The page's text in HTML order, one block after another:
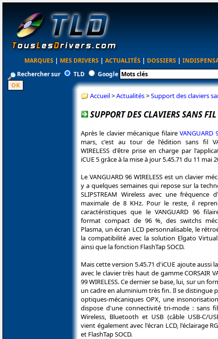
MARQUES | MES DRIVERS | ACTUALITÉS | DOSSIERS |
Rechercher sur
TLD Google
Accueil>Actualités>Support des claviers
SUPPORT DES CLAVIERS SANS
Après le clavier mécanique filaireVANGUARD
mars, c'est au tour de l'édition sans fil
WIRELESS d'être prise en charge par
iCUE 5 grâce à la mise à jour 5.45.71 du 11 mai
Le VANGUARD 96 WIRELESS est un clavier
y a quelques semaines qui repose sur la
SLIPSTREAM Wireless avec une fréquence
maximale de 8 KHz. Pour le reste, il
caractéristiques que le VANGUARD 96
format compact de 96 %, des switchs
Plasma, un écran LCD personnalisable, le
la compatibilité avec la solution Elgato
ainsi que la fonction FlashTap SOCD.
Mais cette version 5.45.71 d'iCUE ajoute aussi
avec le clavier très haut de gamme CORSAIR
99 WIRELESS. Ce dernier se base, lui, sur un
un cadre en aluminium très fin. Il se distingue
optiques-mécaniques OPX, une
dispose d'une connectivité tri-mode : sans fil
Wireless, Bluetooth et USB (câble USB-C/
vient également avec l'écran LCD, l'éclairage
et FlashTap SOCD.